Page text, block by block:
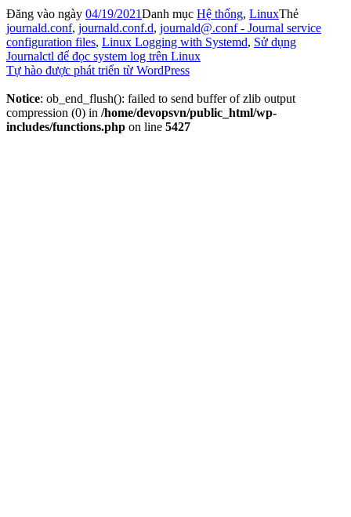
Đăng vào ngày 04/19/2021Danh mục Hệ thống, LinuxThẻ
journald.conf, journald.conf.d, journald@.conf - Journal service
configuration files, Linux Logging with Systemd, Sử dụng
Journalctl để đọc system log trên Linux
Tự hào được phát triển từ WordPress
Notice: ob_end_flush(): failed to send buffer of zlib output
compression (0) in /home/devopsvn/public_html/wp-
includes/functions.php on line 5427